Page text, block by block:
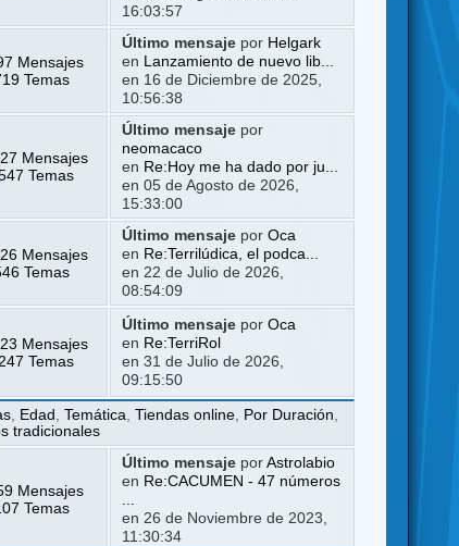
16:03:57
Mensajes
Temas
Último mensajepor Helgark
en
Lanzamiento de nuevo lib...
en 16 de Diciembre de 2025,
10:56:38
Mensajes
Temas
Último mensajepor
neomacaco
en Re:Hoy me ha dado por ju...
en 05 de Agosto de 2026,
15:33:00
Mensajes
Temas
Último mensajepor Oca
en Re:Terrilúdica, el podca...
en 22 de Julio de 2026,
08:54:09
Mensajes
Temas
Último mensajepor Oca
en Re:TerriRol
en 31 de Julio de 2026,
09:15:50
Edad ,Temática ,Tiendas online Por Duración
tradicionales
Mensajes
Temas
Último mensajepor Astrolabio
en Re:CACUMEN - 47 números
en 26 de Noviembre de 2023,
11:30:34